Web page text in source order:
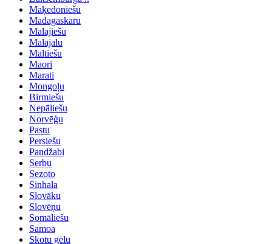
Maķedoniešu
Madagaskaru
Malajiešu
Malajalu
Maltiešu
Maori
Marati
Mongoļu
Birmiešu
Nepāliešu
Norvēģu
Pastu
Persiešu
Pandžabi
Serbu
Sezoto
Sinhala
Slovāku
Slovēņu
Somāliešu
Samoa
Skotu gēlu